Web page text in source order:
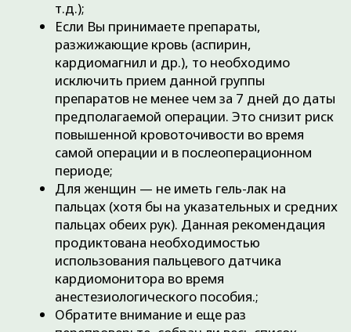
Средние сроки госпитализации при
обычной артроскопии коленного сустава
составляют 3 дня;
Госпитализация в травматолого-
ортопедическое отделение ОКБ №1
осуществляется через отделение плановых
госпитализаций ОКБ №1 на ул. Семовских,
10, к. 1 (см. схему ниже);
После заведения истории болезни Вас
направят в травматолого-ортопедическое
отделение (5 этаж). По прибытии в
отделение Вас на посту встретит
медицинский персонал, вместе с которым
Вы оформите оставшиеся документы, и
будет определена палата.;
После оформления Вас осмотрят лечащий
врач и врач анестезиолог, проверят
подготовленные Вами анализы и оформят
клиническую историю болезни;
День операции. Почти всегда операция
осуществляется на следующий день!
Артроскопия коленного сустава проводится
под регионарной анестезий, при которой
вы находитесь в сознании, но болевых
ощущений не испытываете. После операции
Вас переводят в палату.